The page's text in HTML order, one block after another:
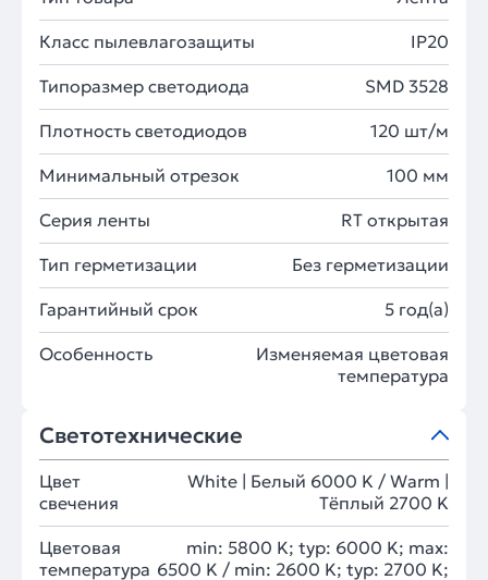
Класс пылевлагозащиты IP20
Типоразмер светодиода SMD 3528
Плотность светодиодов 120 шт/м
Минимальный отрезок 100 мм
Серия ленты RT открытая
Тип герметизации Без герметизации
Гарантийный срок 5 год(а)
Особенность
Изменяемая цветовая
температура
Светотехнические
Цвет
свечения
White | Белый 6000 K / Warm |
Тёплый 2700 K
Цветовая
температура
min: 5800 K; typ: 6000 K; max:
6500 K / min: 2600 K; typ: 2700 K;